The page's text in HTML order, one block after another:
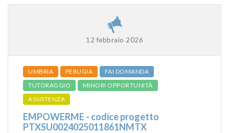
12 febbraio 2026
UMBRIA PERUGIA
FAI DOMANDA
TUTORAGGIO
MINORI OPPORTUNITÀ
ASSISTENZA
EMPOWERME - codice progetto
PTXSU0024025011861NMTX